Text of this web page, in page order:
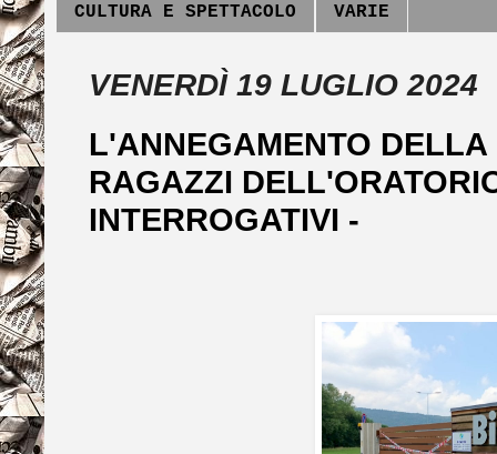
CULTURA E SPETTACOLO VARIE
VENERDÌ 19 LUGLIO 2024
L'ANNEGAMENTO
RAGAZZI
INTERROGATIVI -